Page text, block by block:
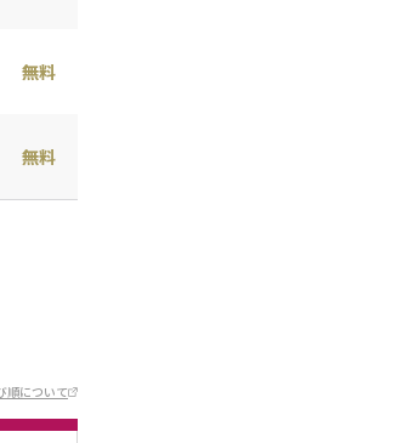
無料
無料
順について